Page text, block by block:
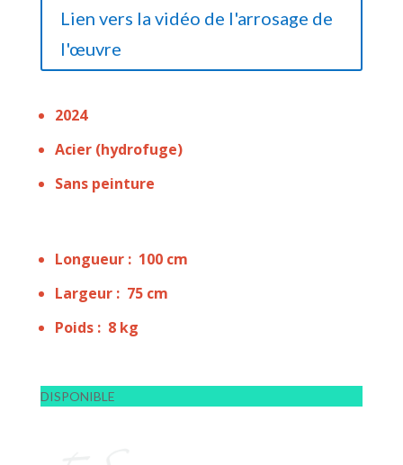
Lien vers la vidéo de l'arrosage de
l'œuvre
2024
Acier (hydrofuge)
Sans peinture
Longueur : 100 cm
Largeur : 75 cm
Poids : 8 kg
DISPONIBLE